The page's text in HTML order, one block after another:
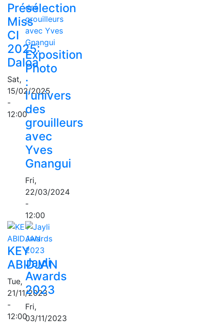
Présélection
Miss
CI
2025:
Daloa
Sat,
15/02/2025
-
12:00
Exposition
Photo
:
l'univers
des
grouilleurs
avec
Yves
Gnangui
Fri,
22/03/2024
-
12:00
KEY
ABIDJAN
Tue,
21/11/2023
-
12:00
Jayli
Awards
2023
Fri,
03/11/2023